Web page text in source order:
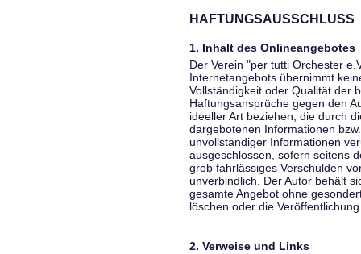
HAFTUNGSAUSSCHLUSS
1. Inhalt des Onlineangebotes
Der Verein "per tutti Orchester
Internetangebots übernimmt
Vollständigkeit oder Qualität der
Haftungsansprüche gegen den
ideeller Art beziehen, die durch
dargebotenen Informationen
unvollständiger Informationen
ausgeschlossen, sofern seitens
grob fahrlässiges Verschulden
unverbindlich. Der Autor behält
gesamte Angebot ohne
löschen oder die
2. Verweise und Links